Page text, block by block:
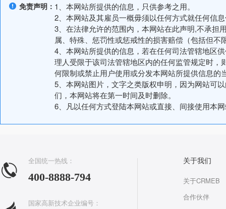
免责声明： 1、本网站所提供的信息，只供参考之用。
2、本网站及其雇员一概毋须以任何方式就任何信
3、在法律允许的范围内，本网站在此声明,不承担
属、特殊、惩罚性或惩戒性的损害赔偿（包括但
4、本网站所提供的信息，若在任何司法管辖地区
理人受限于该司法管辖地区内的任何监管规定时
何限制或禁止用户使用或分发本网站所提供信息的
5、本网站图片，文字之类版权申明，因为网站可
们，本网站将在第一时间及时删除。
6、凡以任何方式登陆本网站或直接、间接使用本
全国统一热线：
400-8888-794
国家高新技术企业编号：
关于我们
关于CRMEB
合作伙伴